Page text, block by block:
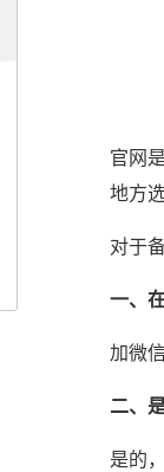
官网
地方
对于
一、
加微
二、
是的